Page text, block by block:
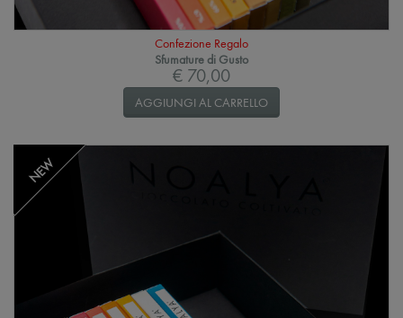
Confezione Regalo
Sfumature di Gusto
€ 70,00
AGGIUNGI AL CARRELLO
NEW